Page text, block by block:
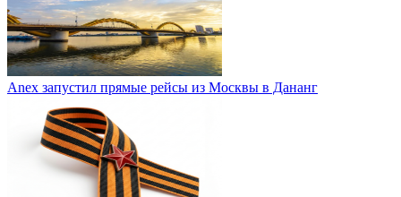
Anex запустил прямые рейсы из Москвы в Дананг